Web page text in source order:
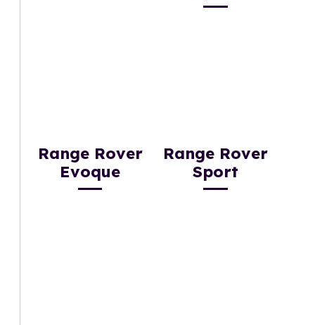
Range Rover
Evoque
Range Rover
Sport